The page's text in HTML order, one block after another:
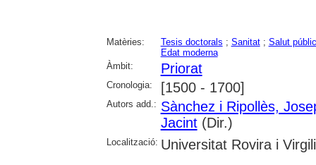
Matèries: Tesis doctorals ; Sanitat; Salut
Edat moderna
Àmbit:
Priorat
Cronologia: [1500 - 1700]
Autors add.: Sànchez i Ripollès,
Jacint(Dir.)
Localització: Universitat Rovira i Virgili